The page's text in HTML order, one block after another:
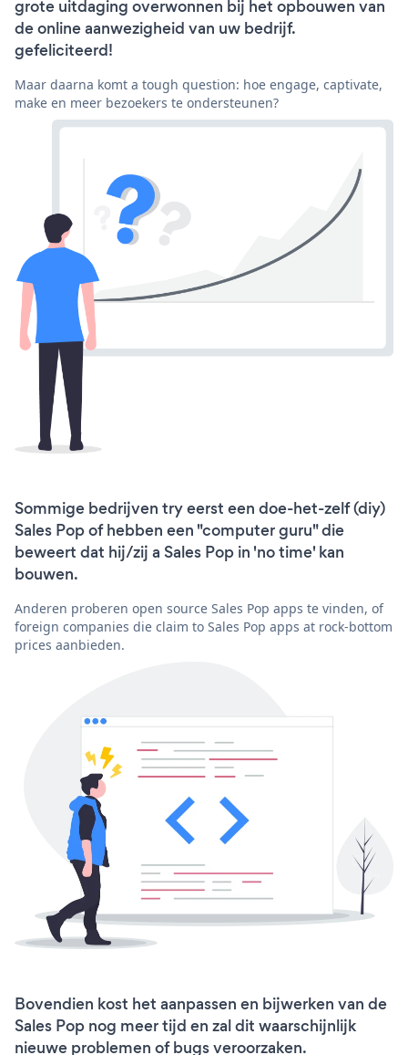
grote uitdaging overwonnen bij het opbouwen van
de online aanwezigheid van uw bedrijf.
gefeliciteerd!
Maar daarna komt a tough question: hoe engage, captivate,
make en meer bezoekers te ondersteunen?
Sommige bedrijven try eerst een doe-het-zelf (diy)
Sales Pop of hebben een "computer guru" die
beweert dat hij/zij a Sales Pop in 'no time' kan
bouwen.
Anderen proberen open source Sales Pop apps te vinden, of
foreign companies die claim to Sales Pop apps at rock-bottom
prices aanbieden.
Bovendien kost het aanpassen en bijwerken van de
Sales Pop nog meer tijd en zal dit waarschijnlijk
nieuwe problemen of bugs veroorzaken.